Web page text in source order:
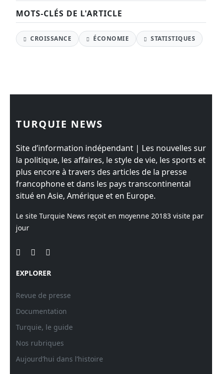
MOTS-CLÉS DE L'ARTICLE
CROISSANCE ÉCONOMIE STATISTIQUES
TURQUIE NEWS
Site d’information indépendant | Les nouvelles sur
la politique, les affaires, le style de vie, les sports et
plus encore à travers des articles de la presse
francophone et dans les pays transcontinental
situé en Asie, Amérique et en Europe.
Le site Turquie News reçoit en moyenne 20183 visite par
jour
EXPLORER
Revue de presse
Documentation
Turquie, le guide
Nos rubriques
Aujourd’hui dans l’histoire